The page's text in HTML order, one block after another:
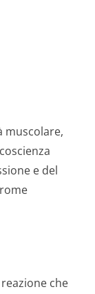
muscolare,
e del
che